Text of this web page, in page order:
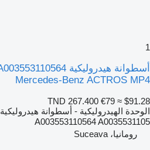
1
Mercedes-Benz ACTROS MP4
TND 267.400 €79 ≈ $91.28
الوحدة الهيدروليكية - أسطوانة هيدروليكية
A003553110564 A0035531105
رومانيا، Suceava